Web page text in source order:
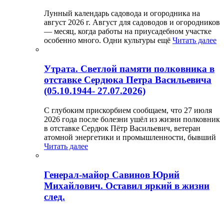
Лунный календарь садовода и огородника на
август 2026 г. Август для садоводов и огородников
— месяц, когда работы на приусадебном участке
особенно много. Одни культуры ещё Читать далее
Утрата. Светлой памяти полковника в
отставке Сердюка Петра Васильевича
(05.10.1944- 27.07.2026)
С глубоким прискорбием сообщаем, что 27 июля
2026 года после болезни ушёл из жизни полковник
в отставке Сердюк Пётр Васильевич, ветеран
атомной энергетики и промышленности, бывший
Читать далее
Генерал-майор Савинов Юрий
Михайлович. Оставил яркий в жизни
след.